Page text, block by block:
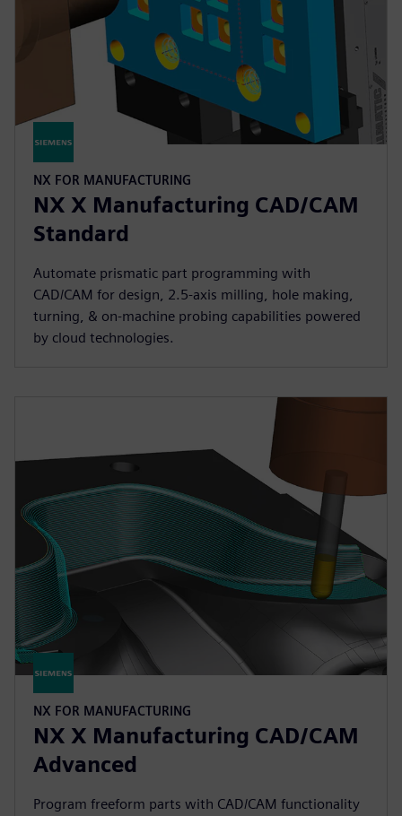
NX FOR MANUFACTURING
NX X Manufacturing CAD/CAM
Standard
Automate prismatic part programming with
CAD/CAM for design, 2.5-axis milling, hole making,
turning, & on-machine probing capabilities powered
by cloud technologies.
NX FOR MANUFACTURING
NX X Manufacturing CAD/CAM
Advanced
Program freeform parts with CAD/CAM functionality